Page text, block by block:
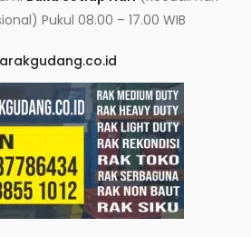
Pukul 08.00 – 17.00 WIB